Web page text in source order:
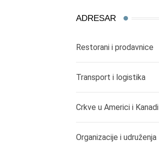
ADRESAR
Restorani i prodavnice
Transport i logistika
Crkve u Americi i Kanadi
Organizacije i udruženja